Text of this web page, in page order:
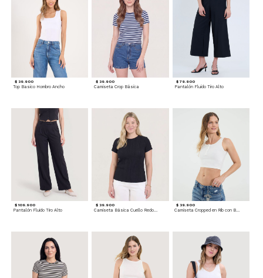
$ 39.900
Top Basico Hombro Ancho
$ 39.900
Camiseta Crop Básica
$ 79.900
Pantalón Fluido Tiro Alto
$ 109.900
Pantalón Fluido Tiro Alto
$ 39.900
Camiseta Básica Cuello Redondo
$ 39.900